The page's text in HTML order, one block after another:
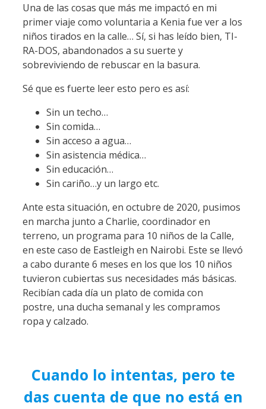
Una de las cosas que más me impactó en mi
primer viaje como voluntaria a Kenia fue ver a los
niños tirados en la calle… Sí, si has leído bien, TI-
RA-DOS, abandonados a su suerte y
sobreviviendo de rebuscar en la basura.
Sé que es fuerte leer esto pero es así:
Sin un techo…
Sin comida…
Sin acceso a agua…
Sin asistencia médica…
Sin educación…
Sin cariño…y un largo etc.
Ante esta situación, en octubre de 2020, pusimos
en marcha junto a Charlie, coordinador en
terreno, un programa para 10 niños de la Calle,
en este caso de Eastleigh en Nairobi. Este se llevó
a cabo durante 6 meses en los que los 10 niños
tuvieron cubiertas sus necesidades más básicas.
Recibían cada día un plato de comida con
postre, una ducha semanal y les compramos
ropa y calzado.
Cuando lo intentas, pero te
das cuenta de que no está en